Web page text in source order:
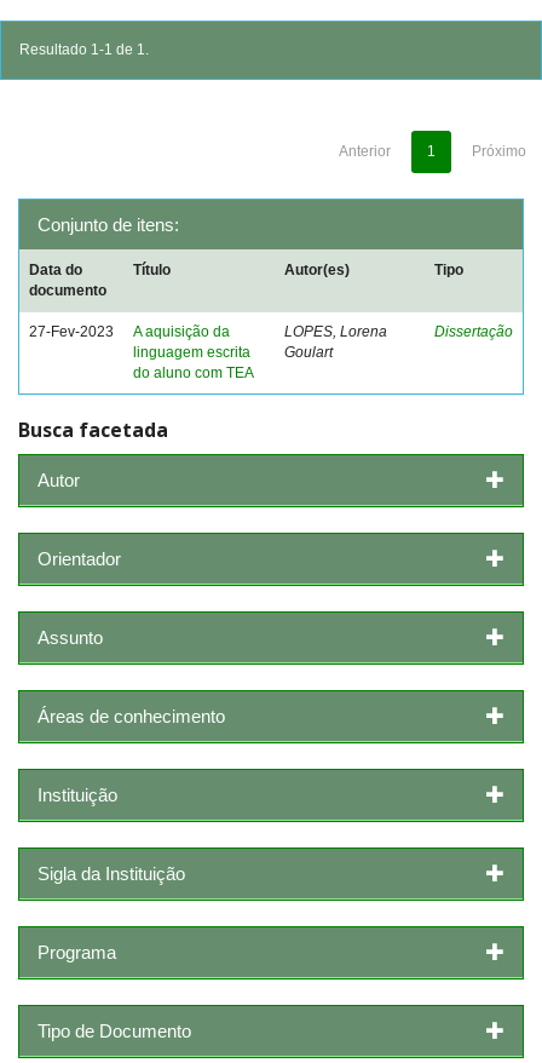
Resultado 1-1 de 1.
Anterior 1 Próximo
Conjunto de itens:
Data do
documento
Título Autor(es) Tipo
27-Fev-2023
A aquisição da
linguagem escrita
do aluno com TEA
LOPES, Lorena
Goulart
Dissertação
Busca facetada
Autor
Orientador
Assunto
Áreas de conhecimento
Instituição
Sigla da Instituição
Programa
Tipo de Documento